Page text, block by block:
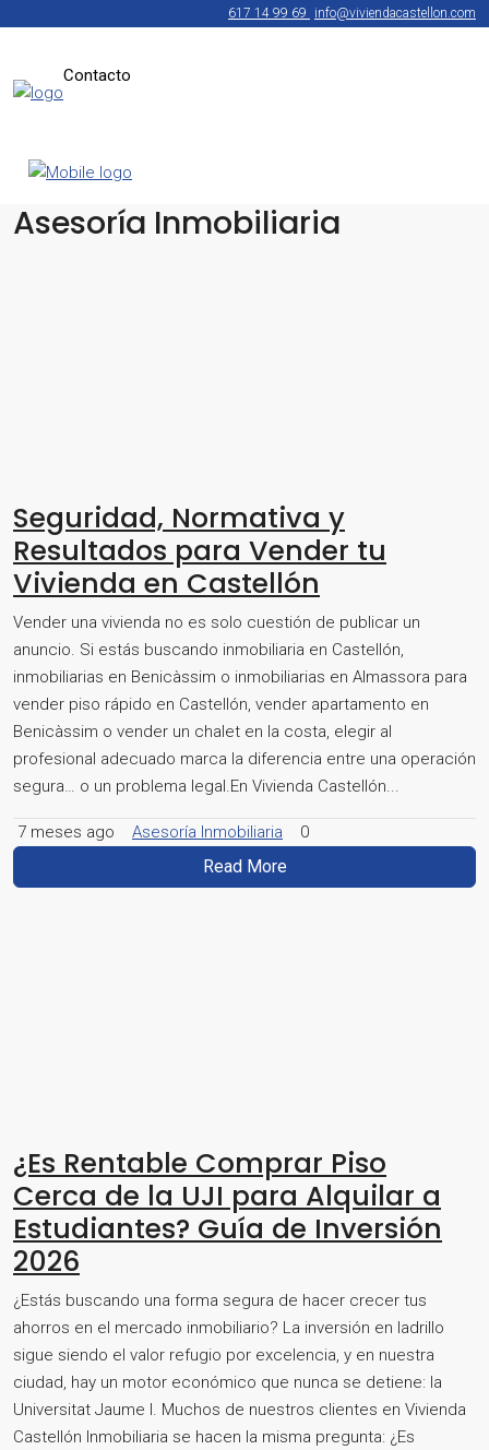
617 14 99 69 info@viviendacastellon.com
Contacto
Asesoría Inmobiliaria
Seguridad, Normativa y
Resultados para Vender tu
Vivienda en Castellón
Vender una vivienda no es solo cuestión de publicar un
anuncio. Si estás buscando inmobiliaria en Castellón,
inmobiliarias en Benicàssim o inmobiliarias en Almassora para
vender piso rápido en Castellón, vender apartamento en
Benicàssim o vender un chalet en la costa, elegir al
profesional adecuado marca la diferencia entre una operación
segura… o un problema legal.En Vivienda Castellón...
7 meses ago Asesoría Inmobiliaria 0
Read More
¿Es Rentable Comprar Piso
Cerca de la UJI para Alquilar a
Estudiantes? Guía de Inversión
2026
¿Estás buscando una forma segura de hacer crecer tus
ahorros en el mercado inmobiliario? La inversión en ladrillo
sigue siendo el valor refugio por excelencia, y en nuestra
ciudad, hay un motor económico que nunca se detiene: la
Universitat Jaume I. Muchos de nuestros clientes en Vivienda
Castellón Inmobiliaria se hacen la misma pregunta: ¿Es